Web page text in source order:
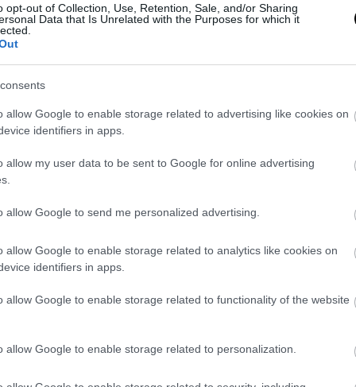
opt-out of Collection, Use, Retention, Sale, and/or Sharing
Data that Is Unrelated with the Purposes for which it
allow Google to enable storage related to advertising like cookies on
identifiers in apps.
allow my user data to be sent to Google for online advertising
allow Google to send me personalized advertising.
allow Google to enable storage related to analytics like cookies on
identifiers in apps.
allow Google to enable storage related to functionality of the website
allow Google to enable storage related to personalization.
– Πιθανότατα & το σύμπαν! (upd)